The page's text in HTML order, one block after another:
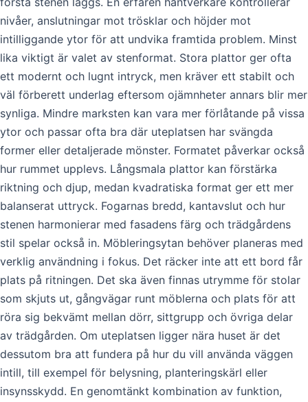
nivåer, anslutningar mot trösklar och höjder mot
intilliggande ytor för att undvika framtida problem. Minst
lika viktigt är valet av stenformat. Stora plattor ger ofta
ett modernt och lugnt intryck, men kräver ett stabilt och
väl förberett underlag eftersom ojämnheter annars blir mer
synliga. Mindre marksten kan vara mer förlåtande på vissa
ytor och passar ofta bra där uteplatsen har svängda
former eller detaljerade mönster. Formatet påverkar också
hur rummet upplevs. Långsmala plattor kan förstärka
riktning och djup, medan kvadratiska format ger ett mer
balanserat uttryck. Fogarnas bredd, kantavslut och hur
stenen harmonierar med fasadens färg och trädgårdens
stil spelar också in. Möbleringsytan behöver planeras med
verklig användning i fokus. Det räcker inte att ett bord får
plats på ritningen. Det ska även finnas utrymme för stolar
som skjuts ut, gångvägar runt möblerna och plats för att
röra sig bekvämt mellan dörr, sittgrupp och övriga delar
av trädgården. Om uteplatsen ligger nära huset är det
dessutom bra att fundera på hur du vill använda väggen
intill, till exempel för belysning, planteringskärl eller
insynsskydd. En genomtänkt kombination av funktion,